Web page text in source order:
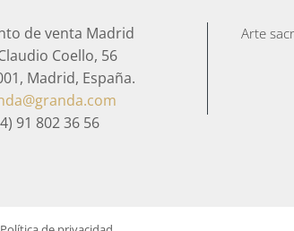
de venta Madrid
Coello, 56
Madrid, España.
91 802 36 56
Arte